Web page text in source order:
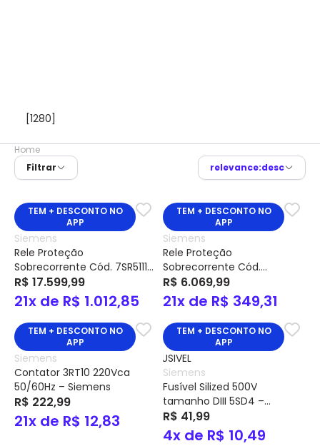
[1280]
Home
Filtrar
relevance:desc
TEM + DESCONTO NO
APP
Siemens
Rele Proteção
Sobrecorrente Cód. 7SR5111-
1AA11-0AA0 – Siemens
R$ 17.599,99
21x de R$ 1.012,85
TEM + DESCONTO NO
APP
Siemens
Rele Proteção
Sobrecorrente Cód.
7SR1002-1KB10-2CA0 –
Siemens
R$ 6.069,99
21x de R$ 349,31
TEM + DESCONTO NO
APP
Siemens
Contator 3RT10 220Vca
50/60Hz – Siemens
R$ 222,99
21x de R$ 12,83
TEM + DESCONTO NO
APP
Siemens
Fusível Silized 500V
tamanho DIII 5SD4 –
Siemens
R$ 41,99
4x de R$ 10,49